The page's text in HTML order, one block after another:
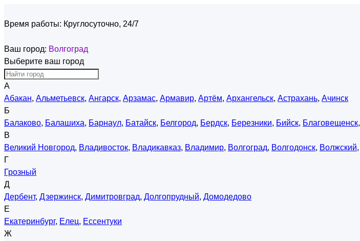
Время работы: Круглосуточно, 24/7
Ваш город: Волгоград
Выберите ваш город
А
Абакан, Альметьевск, Ангарск, Арзамас, Армавир, Артём, Архангельск, Астрахань, Ачинск
Б
Балаково, Балашиха, Барнаул, Батайск, Белгород, Бердск, Березники, Бийск, Благовещенск,
В
Великий Новгород, Владивосток, Владикавказ, Владимир, Волгоград, Волгодонск, Волжский,
Г
Грозный
Д
Дербент, Дзержинск, Димитровград, Долгопрудный, Домодедово
Е
Екатеринбург, Елец, Ессентуки
Ж